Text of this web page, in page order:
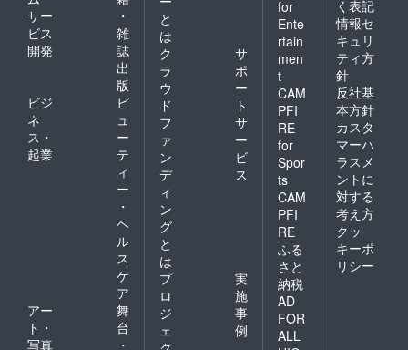
サー
ビス
開発
・
雑
誌
出
版
ビジ
ネ
ス・
起業
ビ
ュ
ー
テ
ィ
ー
・
ヘ
ル
ス
ケ
ア
アー
ト・
写真
舞
台
・
と
は
ク
ラ
ウ
ド
フ
ァ
ン
デ
ィ
ン
グ
と
は
サ
ポ
ー
ト
サ
ー
ビ
ス
プ
ロ
ジ
ェ
実
施
事
例
for
Ente
rtain
men
t
CAM
PFI
RE
for
Spor
ts
CAM
PFI
RE
ふる
さと
納税
AD
FOR
ALL
く表記
情報セ
キュリ
ティ方
針
反社基
本方針
カスタ
マーハ
ラスメ
ントに
対する
考え方
クッ
キーポ
リシー